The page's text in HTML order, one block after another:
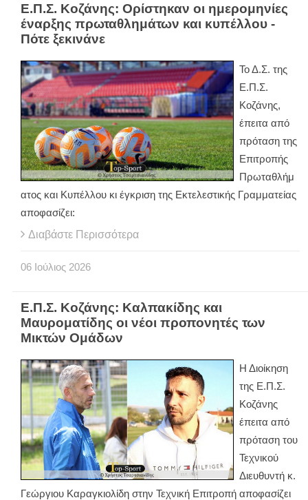
Ε.Π.Σ. Κοζάνης: Ορίστηκαν οι ημερομηνίες
έναρξης πρωταθλημάτων και κυπέλλου -
Πότε ξεκινάνε
Το Δ.Σ. της
Ε.Π.Σ.
Κοζάνης,
έπειτα από
πρόταση της
Επιτροπής
Πρωταθλήμ
ατος και Κυπέλλου κι έγκριση της Εκτελεστικής Γραμματείας
αποφασίζει:
Διαβάστε Περισσότερα
06 Ιούλιος 2026
Ε.Π.Σ. Κοζάνης: Καλπακίδης και
Μαυροματίδης οι νέοι προπονητές των
Μικτών Ομάδων
Η Διοίκηση
της Ε.Π.Σ.
Κοζάνης
έπειτα από
πρόταση του
Τεχνικού
Διευθυντή κ.
Γεώργιου Καραγκιολίδη στην Τεχνική Επιτροπή αποφασίζει